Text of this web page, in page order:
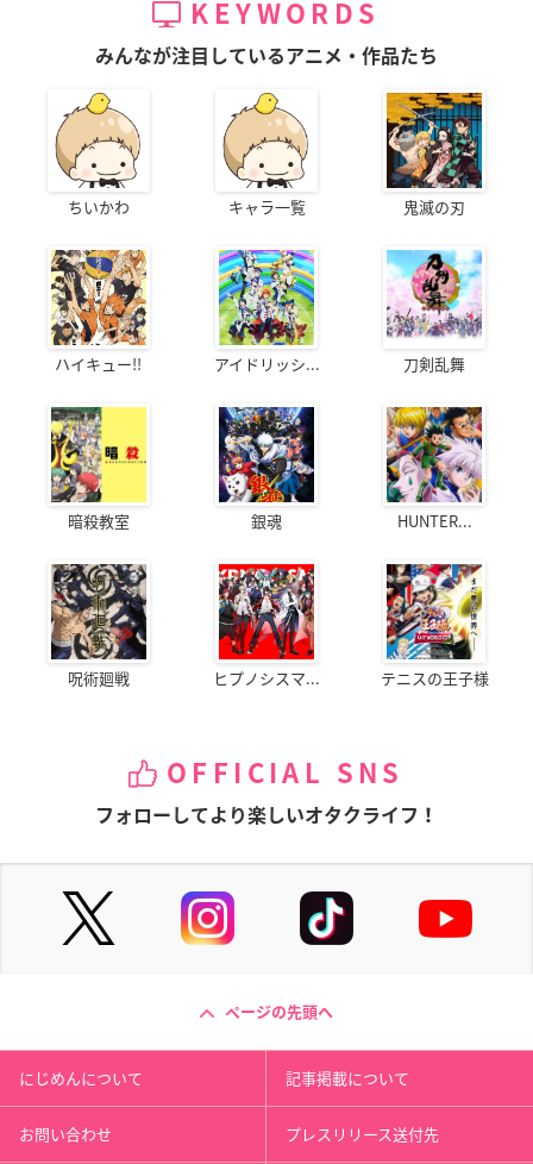
KEYWORDS
みんなが注目しているアニメ・作品たち
ちいかわ キャラ一覧 鬼滅の刃
ハイキュー!! アイドリッシ... 刀剣乱舞
暗殺教室 銀魂 HUNTER...
呪術廻戦 ヒプノシスマ... テニスの王子様
OFFICIAL SNS
フォローしてより楽しいオタクライフ！
ページの先頭へ
にじめんについて 記事掲載について
お問い合わせ プレスリリース送付先